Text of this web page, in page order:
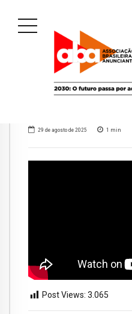
29 de agosto de 2025 1 min
Post Views: 3.065